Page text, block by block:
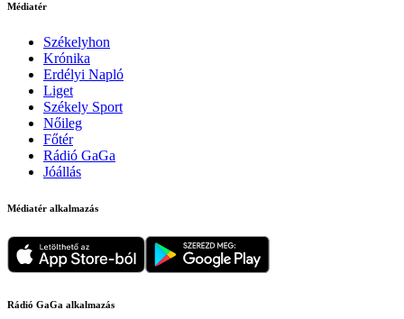
Médiatér
Székelyhon
Krónika
Erdélyi Napló
Liget
Székely Sport
Nőileg
Főtér
Rádió GaGa
Jóállás
Médiatér alkalmazás
Rádió GaGa alkalmazás